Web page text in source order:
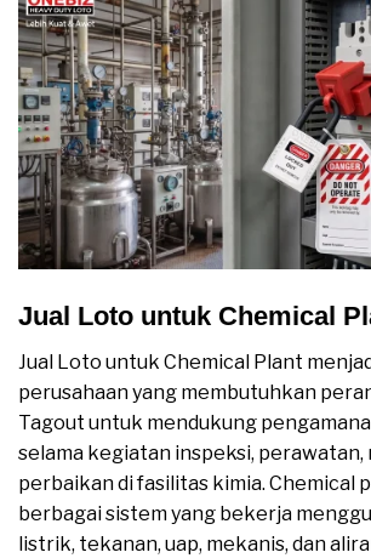
Jual Loto untuk Chemical
Jual Loto untuk Chemical Plant
perusahaan yang membutuhkan
Tagout untuk mendukung
selama kegiatan inspeksi, perawatan,
perbaikan di fasilitas kimia. Chemical
berbagai sistem yang bekerja
listrik, tekanan, uap, mekanis, dan